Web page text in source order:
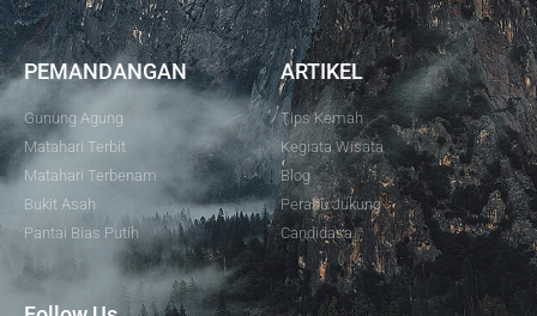
PEMANDANGAN
Gunung Agung
Matahari Terbit
Matahari Terbenam
Bukit Asah
Pantai Bias Putih
ARTIKEL
Tips Kemah
Kegiata Wisata
Blog
Perahu Jukung
Candidasa